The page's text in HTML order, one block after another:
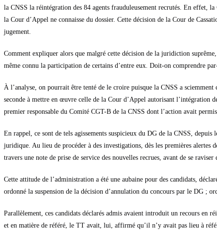
la CNSS la réintégration des 84 agents frauduleusement recrutés. En effet,
la Cour d’Appel ne connaisse du dossier. Cette décision de la Cour de
jugement.
Comment expliquer alors que malgré cette décision de la juridiction
même connu la participation de certains d’entre eux. Doit-on comprendre
À l’analyse, on pourrait être tenté de le croire puisque la CNSS a
seconde à mettre en œuvre celle de la Cour d’Appel autorisant l’intégration
premier responsable du Comité CGT-B de la CNSS dont l’action avait
En rappel, ce sont de tels agissements suspicieux du DG de la CNSS,
juridique. Au lieu de procéder à des investigations, dès les premières
travers une note de prise de service des nouvelles recrues, avant de se
Cette attitude de l’administration a été une aubaine pour des candidats,
ordonné la suspension de la décision d’annulation du concours par le DG ;
Parallèlement, ces candidats déclarés admis avaient introduit un recours
et en matière de référé, le TT avait, lui, affirmé qu’il n’y avait pas lieu à